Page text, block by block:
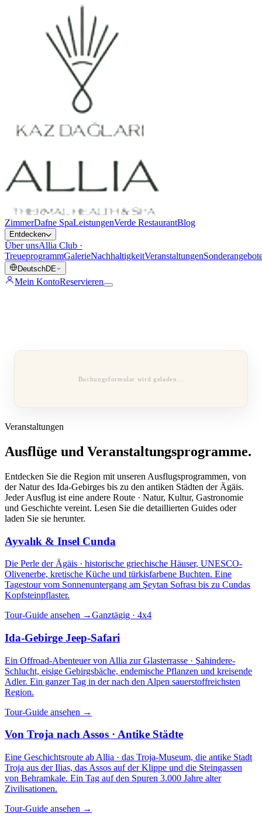
ZimmerDafne SpaLeistungenVerde RestaurantBlog
Entdecken
Über unsAllia Club ·
TreueprogrammGalerieNachhaltigkeitVeranstaltungen
DeutschDE
Mein KontoReservieren
Buchungsformular wird geladen…
Veranstaltungen
Ausflüge und Veranstaltungsprogramme.
Entdecken Sie die Region mit unseren Ausflugsprogrammen, von
der Natur des Ida-Gebirges bis zu den antiken Städten der Ägäis.
Jeder Ausflug ist eine andere Route · Natur, Kultur, Gastronomie
und Geschichte vereint. Lesen Sie die detaillierten Guides oder
laden Sie sie herunter.
Ayvalık & Insel Cunda
Die Perle der Ägäis · historische griechische Häuser, UNESCO-
Olivenerbe, kretische Küche und türkisfarbene Buchten. Eine
Tagestour vom Sonnenuntergang am Şeytan Sofrası bis zu Cundas
Kopfsteinpflaster.
Tour-Guide ansehen →Ganztägig · 4x4
Ida-Gebirge Jeep-Safari
Ein Offroad-Abenteuer von Allia zur Glasterrasse · Şahindere-
Schlucht, eisige Gebirgsbäche, endemische Pflanzen und kreisende
Adler. Ein ganzer Tag in der nach den Alpen sauerstoffreichsten
Region.
Tour-Guide ansehen →
Von Troja nach Assos · Antike Städte
Eine Geschichtsroute ab Allia · das Troja-Museum, die antike Stadt
Troja aus der Ilias, das Assos auf der Klippe und die Steingassen
von Behramkale. Ein Tag auf den Spuren 3.000 Jahre alter
Zivilisationen.
Tour-Guide ansehen →